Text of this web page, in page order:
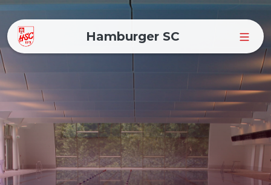
Hamburger SC